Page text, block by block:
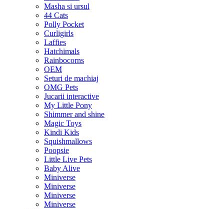
Masha si ursul
44 Cats
Polly Pocket
Curligirls
Laffies
Hatchimals
Rainbocorns
OEM
Seturi de machiaj
OMG Pets
Jucarii interactive
My Little Pony
Shimmer and shine
Magic Toys
Kindi Kids
Squishmallows
Poopsie
Little Live Pets
Baby Alive
Miniverse
Miniverse
Miniverse
Miniverse